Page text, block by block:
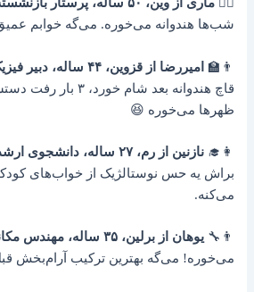
👩‍⚕️ماری از وین، ۵۰ ساله، پرستار بازنشسته
شب‌ها هندوانه می‌خوره. می‌گه خوابم
👨‍🏫 امیررضا از قزوین، ۴۴ ساله، دبیر فیزیک
قاچ هندوانه بعد شام
ظهرها می‌خوره 😆
👩‍🎓نازنین از رم، ۲۷ ساله، دانشجوی ارشد هنر
براش یه حس نوستالژیک از خواب‌های
می‌کنه.
👨‍🔧یوهان از برلین، ۳۵ ساله، مهندس مکانیک
می‌خوره! می‌گه بهترین ترکیب آرام‌بخش